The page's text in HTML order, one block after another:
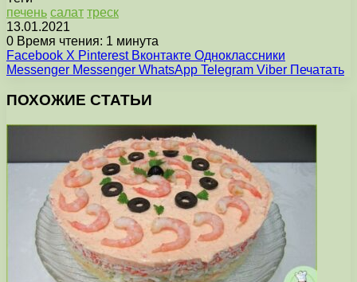
печень салат треск
13.01.2021
0 Время чтения: 1 минута
Facebook X Pinterest Вконтакте Одноклассники
Messenger Messenger WhatsApp Telegram Viber Печатать
ПОХОЖИЕ СТАТЬИ